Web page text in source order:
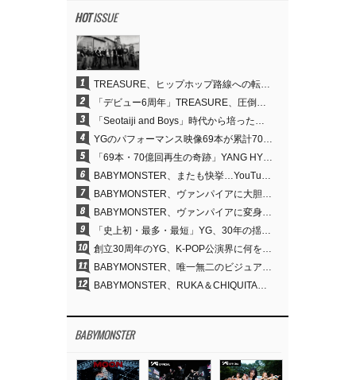
HOTISSUE
1 TREASURE、ヒップホップ路線への転換が的中…デビュー6周年でさらなる飛躍
2 「デビュー6周年」TREASURE、圧倒的な実力で証明した「YGの宝」の真価
3 「Seotaiji and Boys」時代から培ったダンスDNA…YANG HYUN SUK、YGのパフォーマンスビデオ70億回再生の原点
4 YGのパフォーマンス映像69本が累計70億回再生…YANG HYUN SUKの制作哲学が実を結ぶ
5 「69本・70億回再生の奇跡」YANG HYUN SUK、YGのパフォーマンスビデオを100％自ら手掛けた理由
6 BABYMONSTER、またも快挙…YouTubeワールドワイドトレンドで1位に
7 BABYMONSTER、ヴァンパイアに大胆変身…YouTubeトレンド1位を獲得
8 BABYMONSTER、ヴァンパイアに変身…「MOON」で3か月にわたるプロジェクトを締めくくる
9 「史上初・最多・最短」YG、30年の揺るぎない信念が切り開いたK-POPツアーの新境地
10 創立30周年のYG、K-POP公演界に何を残したのか
11 BABYMONSTER、唯一無二のビジュアルと圧倒的な表現力…『MOON』
12 BABYMONSTER、RUKA＆CHIQUITAの「MOON」ビジュアルを公開…洗練されたカリスマ性・ユニークなビジュアル
BABYMONSTER